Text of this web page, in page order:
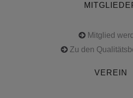
Mitglied
Zu den
VEREIN